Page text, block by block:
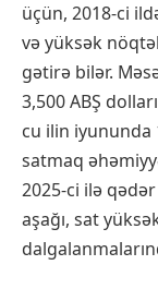
üçün, 2018-ci
və yüksək
gətirə bilər.
3,500 ABŞ
cu ilin iyununda
satmaq
2025-ci ilə
aşağı, sat